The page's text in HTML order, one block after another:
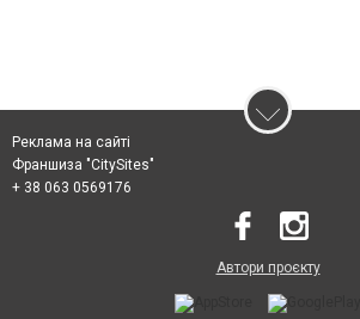
Реклама на сайті
Франшиза "CitySites"
+ 38 063 0569176
Автори проєкту